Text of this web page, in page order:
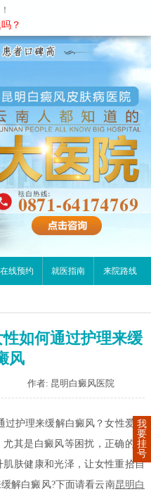
医院
在线预约 就医指南 来院路线
如何通过护理来缓
风
作者: 昆明白癜风医院
过护理来缓解白癜风？女性爱美
其是白癜风等困扰，正确的护
肤健康和光泽，让女性重拾自
解白癜风?下面请看云南昆明白
我
要
挂
号
？